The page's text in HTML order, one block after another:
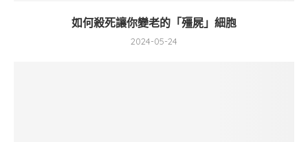
如何殺死讓你變老的「殭屍」細胞
2024-05-24